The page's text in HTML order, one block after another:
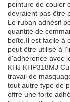
peinture de couler
devraient pas être
Le ruban adhésif
quantité de
boîte.Il est facile à
peut être utilisé à
d'adhérence avec
KHJ KHP318MJ
travail de
tout autre type de
offre une forte